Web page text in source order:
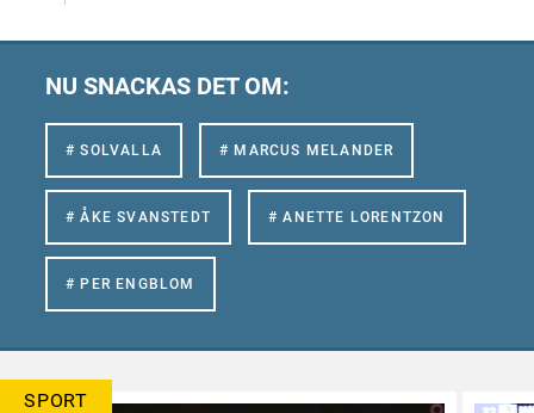
NU SNACKAS DET OM:
# SOLVALLA # MARCUS MELANDER
# ÅKE SVANSTEDT # ANETTE LORENTZON
# PER ENGBLOM
SPORT